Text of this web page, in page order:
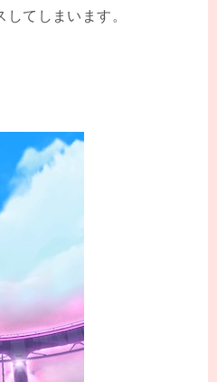
てしまいます。